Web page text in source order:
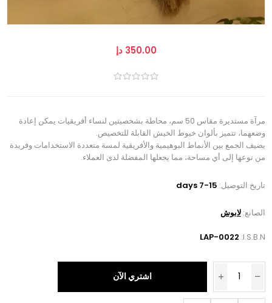
350.00 دإ
مرآة مستديرة مقاس 50 سم، محاطة بشخصيتين لنساء أفريقيات يمكن إعادة
وضعهما، تتميز بألوان خيوط الخيش القابلة للتخصيص.
يضيف الجمع بين الأنماط البوهيمية والأفريقية لمسة متعددة الاستخدامات وفريدة
من نوعها إلى أي مساحة، مما يجعلها المفضلة لدى العملاء.
تاريخ التوصيل: 7-15 days
الصانع: لابوش
I.S.B.N:
LAP-0022
اشتري الآن